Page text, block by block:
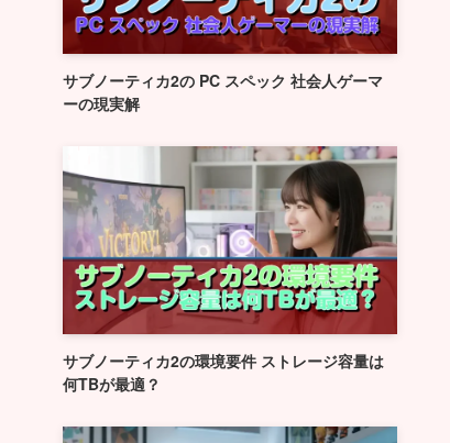
サブノーティカ2の PC スペック 社会人ゲーマ
ーの現実解
サブノーティカ2の環境要件 ストレージ容量は
何TBが最適？